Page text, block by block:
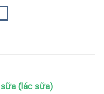
(lác sữa)